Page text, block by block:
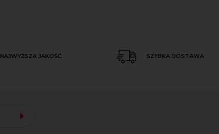
NAJWYŻSZA JAKOŚĆ SZYBKA DOSTAWA